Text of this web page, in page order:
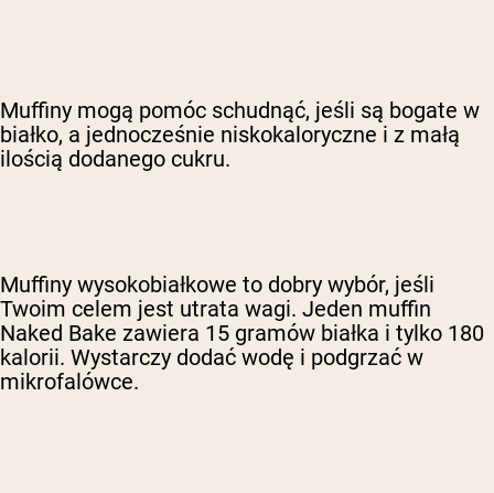
Muffiny mogą pomóc schudnąć, jeśli są bogate w
białko, a jednocześnie niskokaloryczne i z małą
ilością dodanego cukru.
Muffiny wysokobiałkowe to dobry wybór, jeśli
Twoim celem jest utrata wagi. Jeden muffin
Naked Bake zawiera 15 gramów białka i tylko 180
kalorii. Wystarczy dodać wodę i podgrzać w
mikrofalówce.